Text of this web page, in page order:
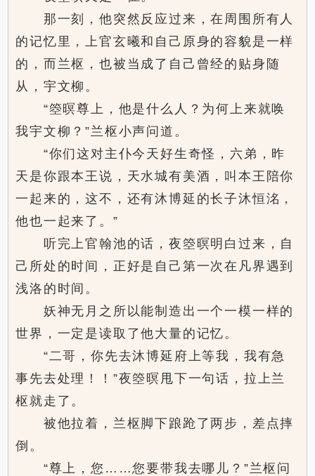
那一刻，他突然反应过来，在周围所有人
的记忆里，上官玄曦和自己原身的容貌是一样
的，而兰枢，也被当成了自己曾经的贴身随
从，宇文柳。
“箜暝尊上，他是什么人？为何上来就唤
我宇文柳？”兰枢小声问道。
“你们这对主仆今天好生奇怪，六弟，昨
天是你跟本王说，天水城有美酒，叫本王陪你
一起来的，这不，还有沐博延的长子沐恒洺，
他也一起来了。”
听完上官翰池的话，夜箜暝明白过来，自
己所处的时间，正好是自己第一次在凡界遇到
浅洛的时间。
妖神无月之所以能制造出一个一模一样的
世界，一定是读取了他大量的记忆。
“二哥，你先去沐博延府上等我，我有急
事先去处理！！”夜箜暝甩下一句话，拉上兰
枢就走了。
被他拉着，兰枢脚下踉跄了两步，差点摔
倒。
“尊上，您……您要带我去哪儿？”兰枢问